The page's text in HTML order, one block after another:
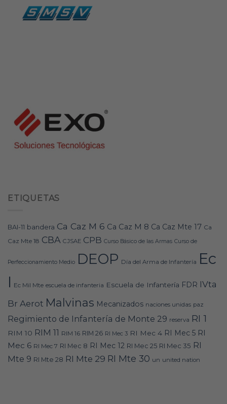
ETIQUETAS
BAI-11 bandera Ca Caz M 6 Ca Caz M 8 Ca Caz Mte 17 Ca
Caz Mte 18 CBA CJSAE CPB Curso Básico de las Armas Curso de
Perfeccionamiento Medio DEOP Día del Arma de Infantería Ec
I Ec Mil Mte escuela de infanteria Escuela de Infantería FDR IVta
Br Aerot Malvinas Mecanizados naciones unidas paz
Regimiento de Infantería de Monte 29 reserva RI 1
RIM 10 RIM 11 RIM 16 RIM 26 RI Mec 3 RI Mec 4 RI Mec 5 RI
Mec 6 RI Mec 7 RI Mec 8 RI Mec 12 RI Mec 25 RI Mec 35 RI
Mte 9 RI Mte 28 RI Mte 29 RI Mte 30 un united nation